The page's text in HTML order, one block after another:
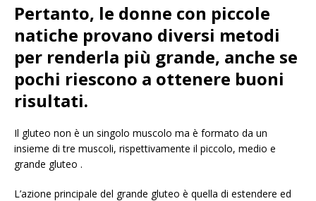
Pertanto, le donne con piccole
natiche provano diversi metodi
per renderla più grande, anche se
pochi riescono a ottenere buoni
risultati.
Il gluteo non è un singolo muscolo ma è formato da un
insieme di tre muscoli, rispettivamente il piccolo, medio e
grande gluteo .
L’azione principale del grande gluteo è quella di estendere ed